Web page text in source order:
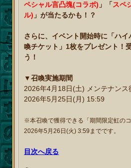
ペシャル言凸塊(コラボ) 」「スペ
ル) 」が当たるかも！？
さらに、イベント開始時に「ハ
喚チケット」1枚をプレゼント！
う！
▼召喚実施期間
2026年4月18日(土) メンテナンス
2026年5月25日(月) 15:59
※本召喚で獲得できる「期間限定虹の
2026年5月26日(火) 3:59までです。
目次へ戻る